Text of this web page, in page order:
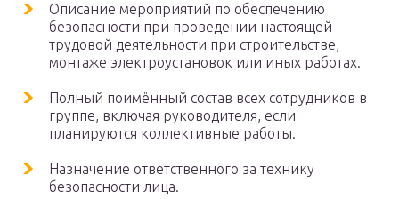
Описание мероприятий по обеспечению
безопасности при проведении настоящей
трудовой деятельности при строительстве,
монтаже электроустановок или иных работах.
Полный поимённый состав всех сотрудников в
группе, включая руководителя, если
планируются коллективные работы.
Назначение ответственного за технику
безопасности лица.